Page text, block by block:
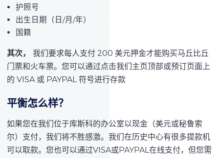
护照号
出生日期（日/月/年）
国籍
其次， 我们要求每人支付 200 美元押金才能购买马丘比丘
门票和火车票。您可以通过点击我们主页顶部或预订页面上
的 VISA 或 PAYPAL 符号进行存款
平衡怎么样？
如果您在我们位于库斯科的办公室以现金（美元或秘鲁索
尔）支付，我们将不胜感激。我们在历史中心有很多提款机
可以取款。您也可以通过VISA或PAYPAL在线支付，但您需